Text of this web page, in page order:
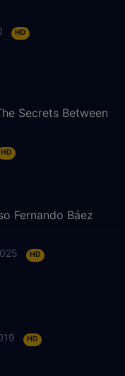
HD
Secrets Between
HD
Fernando Báez
HD
HD